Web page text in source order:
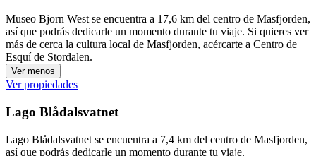
Museo Bjorn West se encuentra a 17,6 km del centro de Masfjorden,
así que podrás dedicarle un momento durante tu viaje. Si quieres ver
más de cerca la cultura local de Masfjorden, acércarte a Centro de
Esquí de Stordalen.
Ver menos
Ver propiedades
Lago Blådalsvatnet
Lago Blådalsvatnet se encuentra a 7,4 km del centro de Masfjorden,
así que podrás dedicarle un momento durante tu viaje.